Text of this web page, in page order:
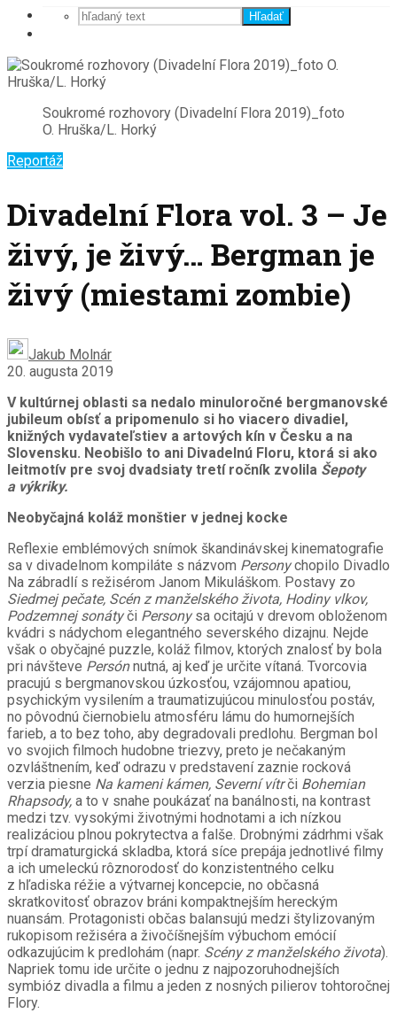
Hľadať
Soukromé rozhovory (Divadelní Flora 2019)_foto
O. Hruška/L. Horký
Reportáž
Divadelní Flora vol. 3 – Je
živý, je živý… Bergman je
živý (miestami zombie)
Jakub Molnár
20. augusta 2019
V kultúrnej oblasti sa nedalo minuloročné bergmanovské
jubileum obísť a pripomenulo si ho viacero divadiel,
knižných vydavateľstiev a artových kín v Česku a na
Slovensku. Neobišlo to ani Divadelnú Floru, ktorá si ako
leitmotív pre svoj dvadsiaty tretí ročník zvolila Šepoty
a výkriky.
Neobyčajná koláž monštier v jednej kocke
Reflexie emblémových snímok škandinávskej kinematografie
sa v divadelnom kompiláte s názvom Personychopilo Divadlo
Na zábradlí s režisérom Janom Mikuláškom. Postavy zo
Siedmej pečate, Scén z manželského života, Hodiny vlkov,
Podzemnej sonátyči Personysa ocitajú v drevom obloženom
kvádri s nádychom elegantného severského dizajnu. Nejde
však o obyčajné puzzle, koláž filmov, ktorých znalosť by bola
pri návšteve Persónnutná, aj keď je určite vítaná. Tvorcovia
pracujú s bergmanovskou úzkosťou, vzájomnou apatiou,
psychickým vysilením a traumatizujúcou minulosťou postáv,
no pôvodnú čiernobielu atmosféru lámu do humornejších
farieb, a to bez toho, aby degradovali predlohu. Bergman bol
vo svojich filmoch hudobne triezvy, preto je nečakaným
ozvláštnením, keď odrazu v predstavení zaznie rocková
verzia piesne Na kameni kámen, Severní vítrči Bohemian
Rhapsody, a to v snahe poukázať na banálnosti, na kontrast
medzi tzv. vysokými životnými hodnotami a ich nízkou
realizáciou plnou pokrytectva a falše. Drobnými zádrhmi však
trpí dramaturgická skladba, ktorá síce prepája jednotlivé filmy
a ich umeleckú rôznorodosť do konzistentného celku
z hľadiska réžie a výtvarnej koncepcie, no občasná
skratkovitosť obrazov bráni kompaktnejším hereckým
nuansám. Protagonisti občas balansujú medzi štylizovaným
rukopisom režiséra a živočíšnejším výbuchom emócií
odkazujúcim k predlohám (napr. Scény z manželského života).
Napriek tomu ide určite o jednu z najpozoruhodnejších
symbióz divadla a filmu a jeden z nosných pilierov tohtoročnej
Flory.